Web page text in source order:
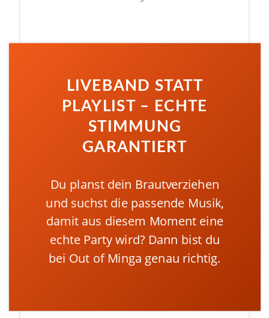
LIVEBAND STATT
PLAYLIST – ECHTE
STIMMUNG
GARANTIERT
Du planst dein Brautverziehen
und suchst die passende Musik,
damit aus diesem Moment eine
echte Party wird? Dann bist du
bei Out of Minga genau richtig.